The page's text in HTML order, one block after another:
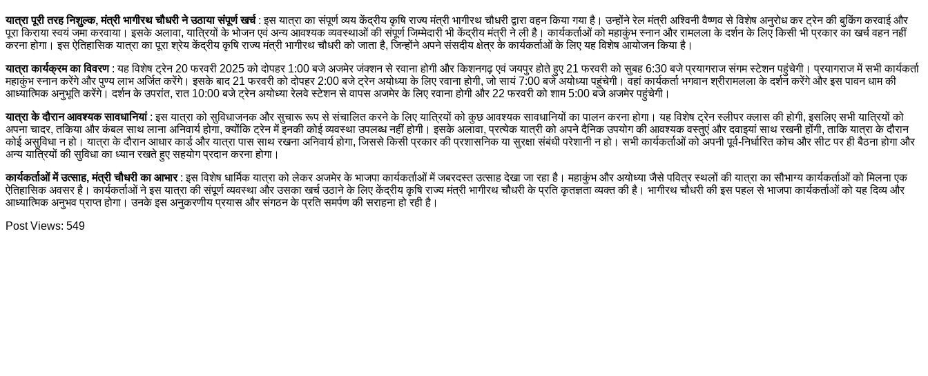
यात्रा पूरी तरह निशुल्क, मंत्री भागीरथ चौधरी ने उठाया संपूर्ण खर्च: इस यात्रा का संपूर्ण व्यय केंद्रीय कृषि राज्य मंत्री भागीरथ चौधरी द्वारा वहन किया गया है। उन्होंने रेल मंत्री अश्विनी वैष्णव से विशेष अनुरोध कर ट्रेन की बुकिंग करवाई और
पूरा किराया स्वयं जमा करवाया। इसके अलावा, यात्रियों के भोजन एवं अन्य आवश्यक व्यवस्थाओं की संपूर्ण जिम्मेदारी भी केंद्रीय मंत्री ने ली है। कार्यकर्ताओं को महाकुंभ स्नान और रामलला के दर्शन के लिए किसी भी प्रकार का खर्च वहन नहीं
करना होगा। इस ऐतिहासिक यात्रा का पूरा श्रेय केंद्रीय कृषि राज्य मंत्री भागीरथ चौधरी को जाता है, जिन्होंने अपने संसदीय क्षेत्र के कार्यकर्ताओं के लिए यह विशेष आयोजन किया है।
यात्रा कार्यक्रम का विवरण: यह विशेष ट्रेन 20 फरवरी 2025 को दोपहर 1:00 बजे अजमेर जंक्शन से रवाना होगी और किशनगढ़ एवं जयपुर होते हुए 21 फरवरी को सुबह 6:30 बजे प्रयागराज संगम स्टेशन पहुंचेगी। प्रयागराज में सभी कार्यकर्ता
महाकुंभ स्नान करेंगे और पुण्य लाभ अर्जित करेंगे। इसके बाद 21 फरवरी को दोपहर 2:00 बजे ट्रेन अयोध्या के लिए रवाना होगी, जो सायं 7:00 बजे अयोध्या पहुंचेगी। वहां कार्यकर्ता भगवान श्रीरामलला के दर्शन करेंगे और इस पावन धाम की
आध्यात्मिक अनुभूति करेंगे। दर्शन के उपरांत, रात 10:00 बजे ट्रेन अयोध्या रेलवे स्टेशन से वापस अजमेर के लिए रवाना होगी और 22 फरवरी को शाम 5:00 बजे अजमेर पहुंचेगी।
यात्रा के दौरान आवश्यक सावधानियां: इस यात्रा को सुविधाजनक और सुचारू रूप से संचालित करने के लिए यात्रियों को कुछ आवश्यक सावधानियों का पालन करना होगा। यह विशेष ट्रेन स्लीपर क्लास की होगी, इसलिए सभी यात्रियों को
अपना चादर, तकिया और कंबल साथ लाना अनिवार्य होगा, क्योंकि ट्रेन में इनकी कोई व्यवस्था उपलब्ध नहीं होगी। इसके अलावा, प्रत्येक यात्री को अपने दैनिक उपयोग की आवश्यक वस्तुएं और दवाइयां साथ रखनी होंगी, ताकि यात्रा के दौरान
कोई असुविधा न हो। यात्रा के दौरान आधार कार्ड और यात्रा पास साथ रखना अनिवार्य होगा, जिससे किसी प्रकार की प्रशासनिक या सुरक्षा संबंधी परेशानी न हो। सभी कार्यकर्ताओं को अपनी पूर्व-निर्धारित कोच और सीट पर ही बैठना होगा और
अन्य यात्रियों की सुविधा का ध्यान रखते हुए सहयोग प्रदान करना होगा।
कार्यकर्ताओं में उत्साह, मंत्री चौधरी का आभार: इस विशेष धार्मिक यात्रा को लेकर अजमेर के भाजपा कार्यकर्ताओं में जबरदस्त उत्साह देखा जा रहा है। महाकुंभ और अयोध्या जैसे पवित्र स्थलों की यात्रा का सौभाग्य कार्यकर्ताओं को मिलना एक
ऐतिहासिक अवसर है। कार्यकर्ताओं ने इस यात्रा की संपूर्ण व्यवस्था और उसका खर्च उठाने के लिए केंद्रीय कृषि राज्य मंत्री भागीरथ चौधरी के प्रति कृतज्ञता व्यक्त की है। भागीरथ चौधरी की इस पहल से भाजपा कार्यकर्ताओं को यह दिव्य और
आध्यात्मिक अनुभव प्राप्त होगा। उनके इस अनुकरणीय प्रयास और संगठन के प्रति समर्पण की सराहना हो रही है।
Post Views: 549